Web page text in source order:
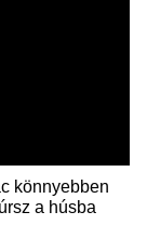
könnyebben
a húsba